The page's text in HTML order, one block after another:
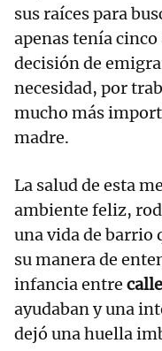
sus raíces para
apenas tenía
decisión de
necesidad, por
mucho más
madre.
La salud de esta
ambiente feliz,
una vida de barrio
su manera de
infancia entre
ayudaban y una
dejó una huella